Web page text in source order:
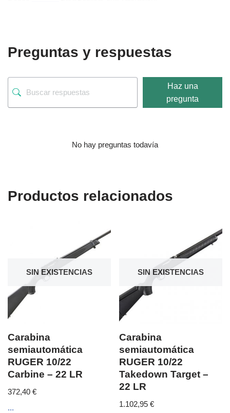
Preguntas y respuestas
Haz una
pregunta
No hay preguntas todavía
Productos relacionados
SIN EXISTENCIAS
Carabina
semiautomática
RUGER 10/22
Carbine – 22 LR
372,40 €
...
SIN EXISTENCIAS
Carabina
semiautomática
RUGER 10/22
Takedown Target –
22 LR
1.102,95€